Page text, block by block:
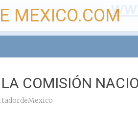
MEXICO.COM
COMISIÓN